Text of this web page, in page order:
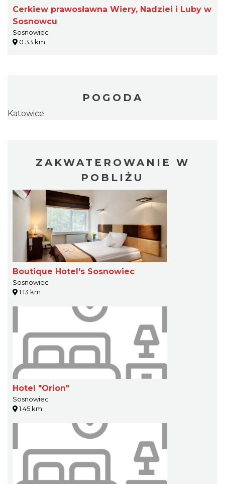
Cerkiew prawosławna Wiery, Nadziei i Luby w
Sosnowcu
Sosnowiec
0.33 km
POGODA
Katowice
ZAKWATEROWANIE W
POBLIŻU
Boutique Hotel's Sosnowiec
Sosnowiec
1.13 km
Hotel "Orion"
Sosnowiec
1.45 km